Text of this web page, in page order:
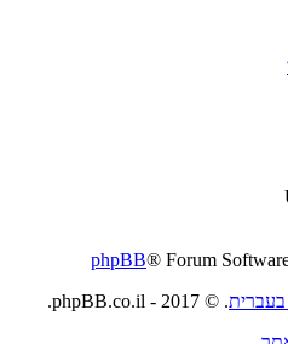
phpBB® Forum
. © 2017 - phpBB.co.il.